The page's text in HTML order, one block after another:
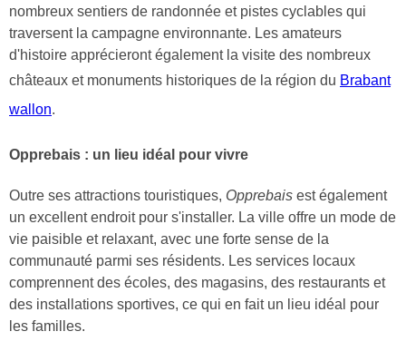
nombreux sentiers de randonnée et pistes cyclables qui
traversent la campagne environnante. Les amateurs
d'histoire apprécieront également la visite des nombreux
châteaux et monuments historiques de la région du Brabant
wallon.
Opprebais : un lieu idéal pour vivre
Outre ses attractions touristiques, Opprebais est également
un excellent endroit pour s'installer. La ville offre un mode de
vie paisible et relaxant, avec une forte sense de la
communauté parmi ses résidents. Les services locaux
comprennent des écoles, des magasins, des restaurants et
des installations sportives, ce qui en fait un lieu idéal pour
les familles.